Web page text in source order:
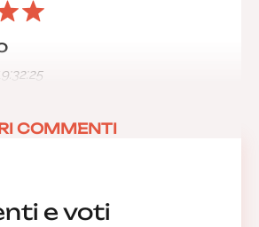
e voti
COMMENTI